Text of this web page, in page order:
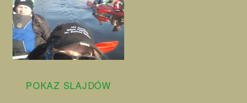
POKAZ SLAJDÓW